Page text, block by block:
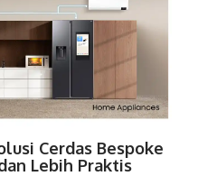
Cerdas Bespoke
Lebih Praktis